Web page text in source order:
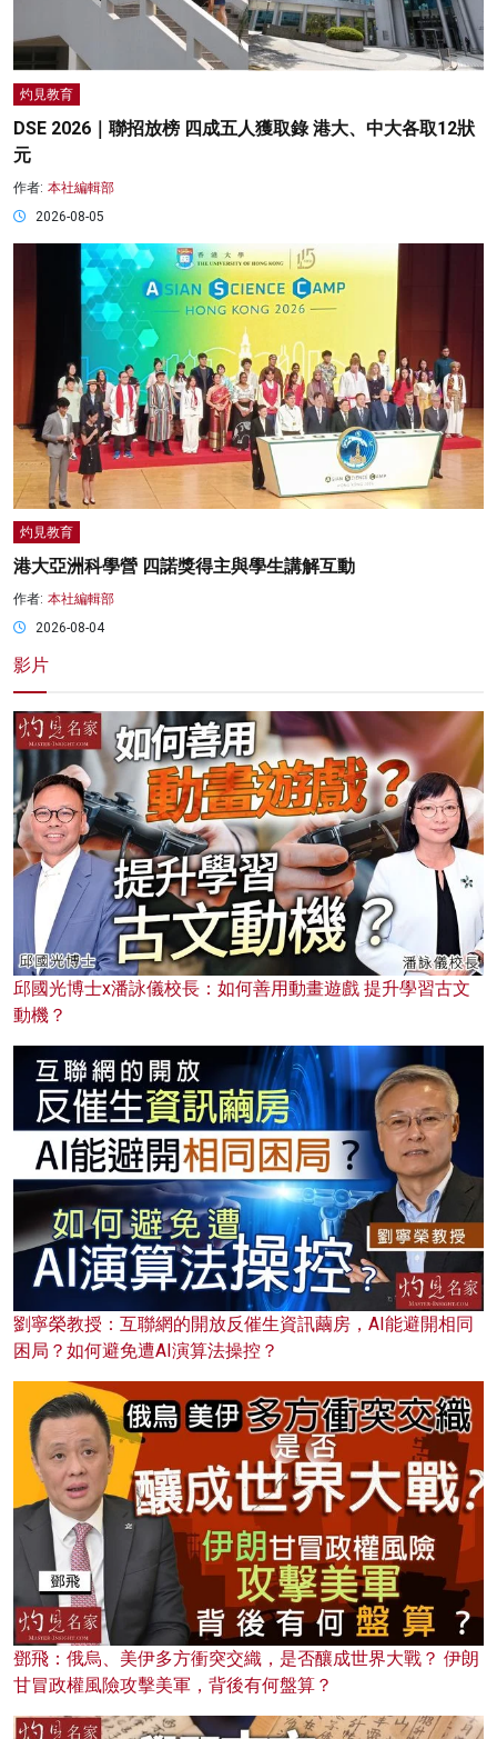
灼見教育
DSE 2026｜聯招放榜 四成五人獲取錄 港大、中大各取12狀
元
作者: 本社編輯部
2026-08-05
灼見教育
港大亞洲科學營 四諾獎得主與學生講解互動
作者: 本社編輯部
2026-08-04
影片
邱國光博士x潘詠儀校長：如何善用動畫遊戲 提升學習古文
動機？
劉寧榮教授：互聯網的開放反催生資訊繭房，AI能避開相同
困局？如何避免遭AI演算法操控？
鄧飛：俄烏、美伊多方衝突交織，是否釀成世界大戰？ 伊朗
甘冒政權風險攻擊美軍，背後有何盤算？